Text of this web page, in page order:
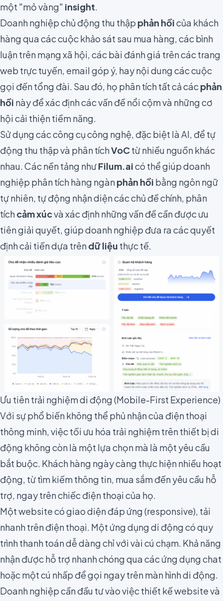
một "mỏ vàng" insight.
Doanh nghiệp chủ động thu thập phản hồicủa khách
hàng qua các cuộc khảo sát sau mua hàng, các bình
luận trên mạng xã hội, các bài đánh giá trên các trang
web trực tuyến, email góp ý, hay nội dung các cuộc
gọi đến tổng đài. Sau đó, họ phân tích tất cả cácphản
hồi này để xác định các vấn đề nổi cộm và những cơ
hội cải thiện tiềm năng.
Sử dụng các công cụ công nghệ, đặc biệt là AI, để tự
động thu thập và phân tíchVoCtừ nhiều nguồn khác
nhau. Các nền tảng nhưFilum.aicó thể giúp doanh
nghiệp phân tích hàng ngànphản hồi bằng ngôn ngữ
tự nhiên, tự động nhận diện các chủ đề chính, phân
tíchcảm xúcvà xác định những vấn đề cần được ưu
tiên giải quyết, giúp doanh nghiệp đưa ra các quyết
định cải tiến dựa trêndữ liệu thực tế.
Ưu tiên trải nghiệm di động (Mobile-First Experience)
Với sự phổ biến không thể phủ nhận của điện thoại
thông minh, việc tối ưu hóa trải nghiệm trên thiết bị di
động không còn là một lựa chọn mà là một yêu cầu
bắt buộc. Khách hàng ngày càng thực hiện nhiều hoạt
động, từ tìm kiếm thông tin, mua sắm đến yêu cầu hỗ
trợ, ngay trên chiếc điện thoại của họ.
Một website có giao diện đáp ứng (responsive), tải
nhanh trên điện thoại. Một ứng dụng di động có quy
trình thanh toán dễ dàng chỉ với vài cú chạm. Khả năng
nhận được hỗ trợ nhanh chóng qua các ứng dụng chat
hoặc một cú nhấp để gọi ngay trên màn hình di động.
Doanh nghiệp cần đầu tư vào việc thiết kế website và